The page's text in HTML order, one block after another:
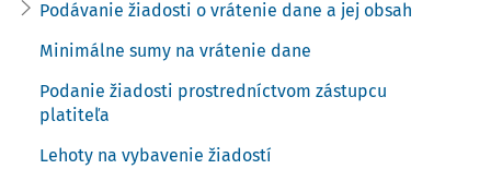
bola mu zrušená registrácia za platiteľa DPH. Môže
podať žiadosť o vrátenie dane v roku 2020 za rok
2019, keďže v roku 2019 bol ešte platiteľom DPH?
V danom prípade nezdaniteľná osoba už nemá
právo podať žiadosť o vrátenie dane.
Podávanie žiadosti o vrátenie dane a jej obsah
Minimálne sumy na vrátenie dane
Podanie žiadosti prostredníctvom zástupcu
platiteľa
Lehoty na vybavenie žiadostí